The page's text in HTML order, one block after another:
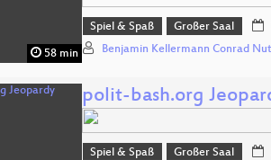
58 min
Spiel & Spaß Großer Saal
Benjamin Kellermann Conrad
polit-bash.org
Spiel & Spaß Großer Saal